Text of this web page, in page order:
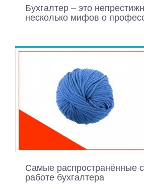
Бухгалтер – это
несколько мифов о
Самые распространённые
работе бухгалтера